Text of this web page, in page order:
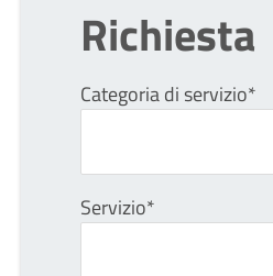
Richiesta
Categoria di servizio*
Servizio*